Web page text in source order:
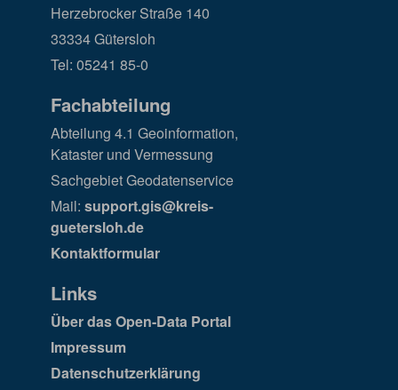
Herzebrocker Straße 140
33334 Gütersloh
Tel: 05241 85-0
Fachabteilung
Abteilung 4.1 Geoinformation,
Kataster und Vermessung
Sachgebiet Geodatenservice
Mail: support.gis@kreis-
guetersloh.de
Kontaktformular
Links
Über das Open-Data Portal
Impressum
Datenschutzerklärung